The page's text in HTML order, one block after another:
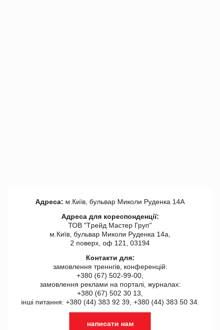
Адреса: м.Київ, бульвар Миколи Руденка 14А
Адреса для кореспонденції:
ТОВ "Tрейд Мастер Груп"
м.Київ, бульвар Миколи Руденка 14а,
2 поверх, оф 121, 03194
Контакти для:
замовлення треннгів, конференцій:
+380 (67) 502-99-00,
замовлення реклами на порталі, журналах:
+380 (67) 502 30 13,
інші питання: +380 (44) 383 92 39, +380 (44) 383 50 34.
написати нам